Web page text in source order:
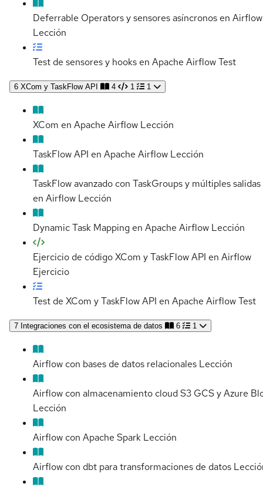
Deferrable Operators y sensores asíncronos en Airflow
Lección
Test de sensores y hooks en Apache AirflowTest
6 XCom y TaskFlow API 4 1 1
XCom en Apache Airflow Lección
TaskFlow API en Apache Airflow Lección
TaskFlow avanzado con TaskGroups y múltiples salidas
en Airflow Lección
Dynamic Task Mapping en Apache Airflow Lección
Ejercicio de código XCom y TaskFlow API en Airflow
Ejercicio
Test de XCom y TaskFlow API en Apache AirflowTest
7 Integraciones con el ecosistema de datos 6 1
Airflow con bases de datos relacionales Lección
Airflow con almacenamiento cloud S3 GCS y Azure
Lección
Airflow con Apache Spark Lección
Airflow con dbt para transformaciones de datos